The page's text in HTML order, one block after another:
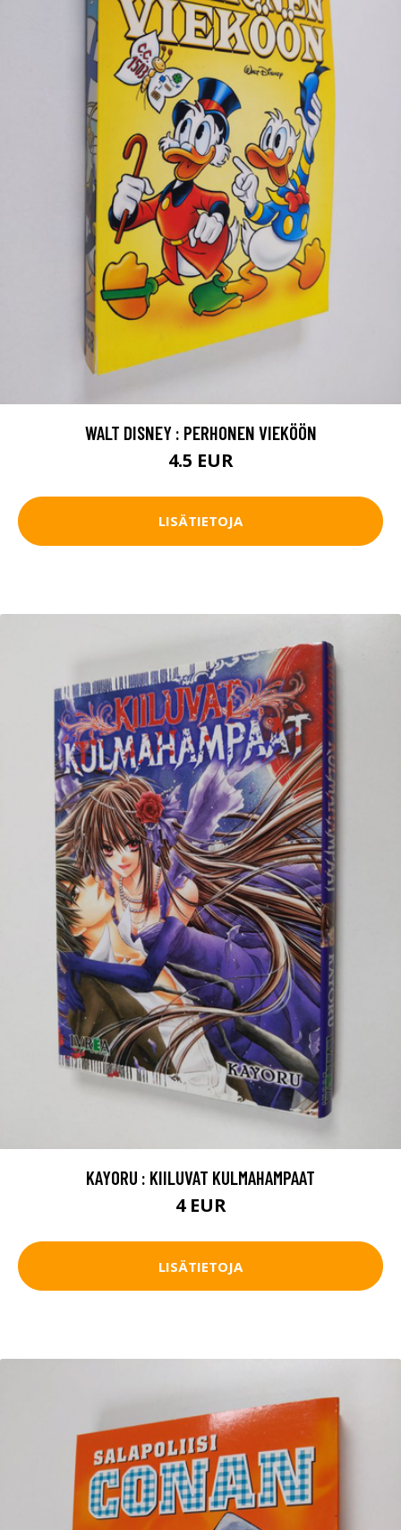
WALT DISNEY : PERHONEN VIEKÖÖN
4.5 EUR
LISÄTIETOJA
KAYORU : KIILUVAT KULMAHAMPAAT
4 EUR
LISÄTIETOJA